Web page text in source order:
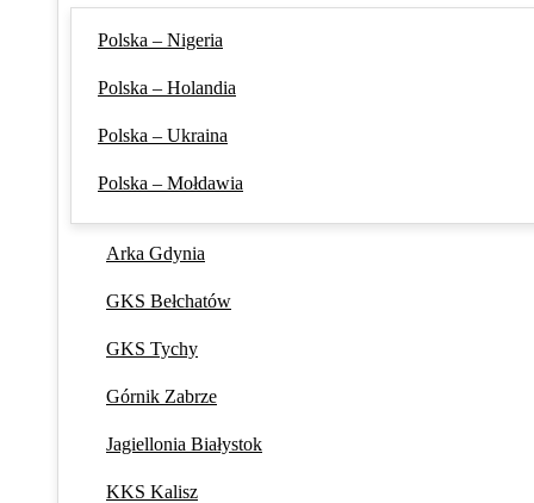
Polska – Nigeria
Polska – Holandia
Polska – Ukraina
Polska – Mołdawia
Arka Gdynia
GKS Bełchatów
GKS Tychy
Górnik Zabrze
Jagiellonia Białystok
KKS Kalisz